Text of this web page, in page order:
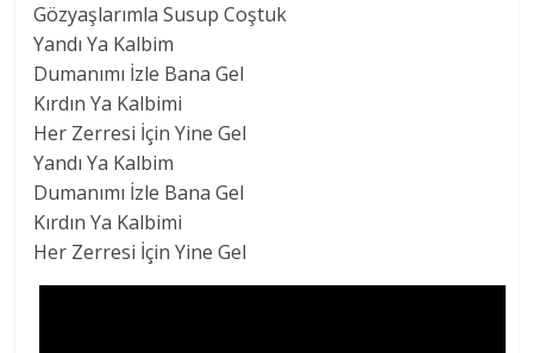
Gözyaşlarımla Susup Coştuk
Yandı Ya Kalbim
Dumanımı İzle Bana Gel
Kırdın Ya Kalbimi
Her Zerresi İçin Yine Gel
Yandı Ya Kalbim
Dumanımı İzle Bana Gel
Kırdın Ya Kalbimi
Her Zerresi İçin Yine Gel